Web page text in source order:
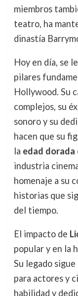
miembros
teatro, ha
dinastía
Hoy en día, se
pilares
Hollywood. Su
complejos, su
sonoro y su
hacen que su
la edad dorada
industria
homenaje a su
historias que
del tiempo.
El impacto de
popular y en la
Su legado
para actores y
habilidad y